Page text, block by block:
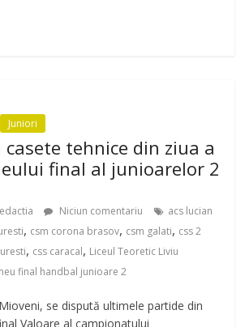
Juniori
casete tehnice din ziua a
final al junioarelor 2
Niciun comentariu
acs lucian
, csm corona brasov, csm galati, css 2
, css caracal, Liceul Teoretic Liviu
final handbal junioare 2
se dispută ultimele partide din
Valoare al campionatului